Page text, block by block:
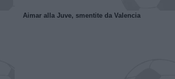
Aimar alla Juve, smentite da Valencia